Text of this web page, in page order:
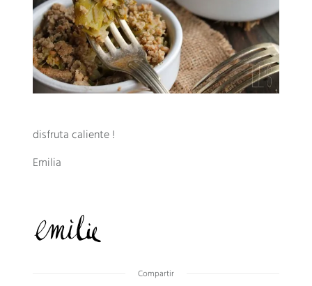
disfruta caliente !
Emilia
Compartir